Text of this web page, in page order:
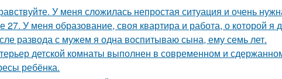
У меня сложилась непростая ситуация и очень
27. У меня образование, своя квартира и работа, о которой я
развода с мужем я одна воспитываю сына, ему семь лет.
детской комнаты выполнен в современном и
ребёнка.